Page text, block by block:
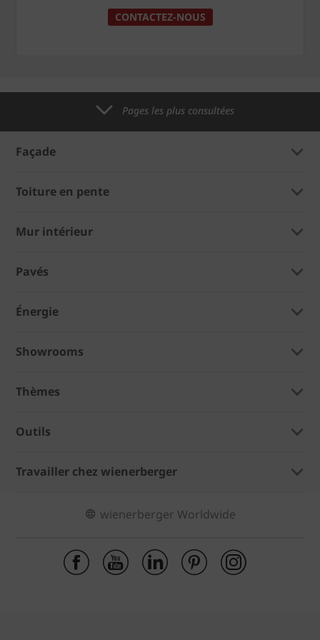
CONTACTEZ-NOUS
Pages les plus consultées
Façade
Toiture en pente
Mur intérieur
Pavés
Énergie
Showrooms
Thèmes
Outils
Travailler chez wienerberger
wienerberger Worldwide